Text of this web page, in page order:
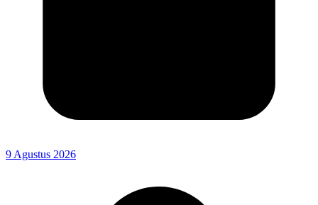
9 Agustus 2026